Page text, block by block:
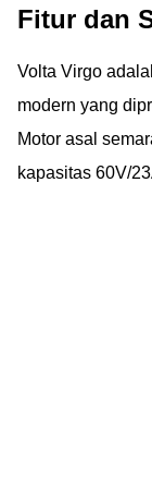
Fitur dan
Volta Virgo
modern yang
Motor asal
kapasitas 60V/